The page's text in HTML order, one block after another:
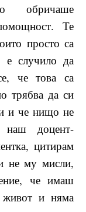
обричаше
Те
просто са
случило да
че това са
трябва да си
и че нищо не
доцент-
цитирам
не му мисли,
че имаш
и няма